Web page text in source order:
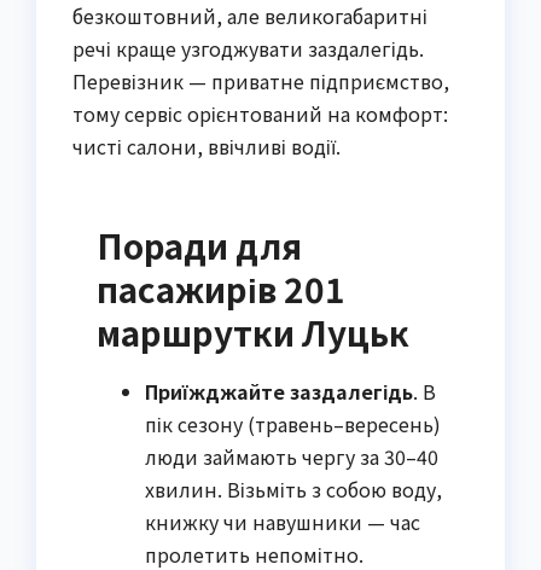
безкоштовний, але великогабаритні
речі краще узгоджувати заздалегідь.
Перевізник — приватне підприємство,
тому сервіс орієнтований на комфорт:
чисті салони, ввічливі водії.
Поради для
пасажирів 201
маршрутки Луцьк
Приїжджайте заздалегідь. В
пік сезону (травень–вересень)
люди займають чергу за 30–40
хвилин. Візьміть з собою воду,
книжку чи навушники — час
пролетить непомітно.